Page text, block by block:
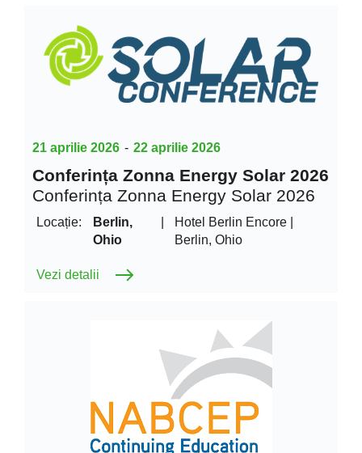
21 aprilie 2026 - 22 aprilie 2026
Conferința Zonna Energy Solar 2026
Conferința Zonna Energy Solar 2026
Locație:
Berlin,
Ohio
Hotel Berlin Encore |
Berlin, Ohio
Vezi detalii